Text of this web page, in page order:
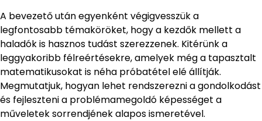
A bevezető után egyenként végigvesszük a
legfontosabb témaköröket, hogy a kezdők mellett a
haladók is hasznos tudást szerezzenek. Kitérünk a
leggyakoribb félreértésekre, amelyek még a tapasztalt
matematikusokat is néha próbatétel elé állítják.
Megmutatjuk, hogyan lehet rendszerezni a gondolkodást
és fejleszteni a problémamegoldó képességet a
műveletek sorrendjének alapos ismeretével.